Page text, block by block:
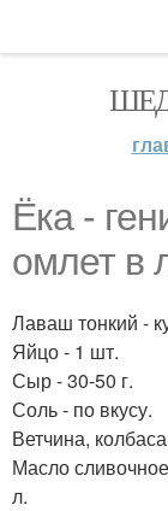
Ёка -
омлет в
Лаваш тонкий -
Яйцо - 1 шт.
Сыр - 30-50 г.
Соль - по вкусу.
Ветчина,
Масло
л.